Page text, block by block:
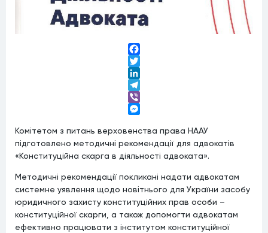
Facebook
Twitter
LinkedIn
Telegram
Viber
Комітетом з питань верховенства права НААУ
підготовлено методичні рекомендації для адвокатів
«Конституційна скарга в діяльності адвоката».
Методичні рекомендації покликані надати адвокатам
системне уявлення щодо новітнього для України засобу
юридичного захисту конституційних прав особи –
конституційної скарги, а також допомогти адвокатам
ефективно працювати з інститутом конституційної